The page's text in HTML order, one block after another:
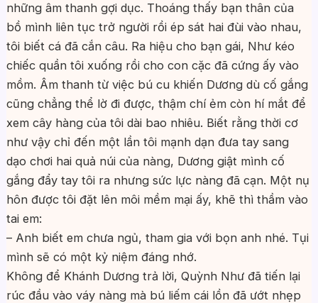
những âm thanh gợi dục. Thoáng thấy bạn thân của
bồ mình liên tục trở người rồi ép sát hai đùi vào nhau,
tôi biết cá đã cắn câu. Ra hiệu cho bạn gái, Như kéo
chiếc quần tôi xuống rồi cho con cặc đã cứng ấy vào
mồm. Âm thanh từ việc bú cu khiến Dương dù cố gắng
cũng chẳng thể lờ đi được, thậm chí ẻm còn hí mắt để
xem cây hàng của tôi dài bao nhiêu. Biết rằng thời cơ
như vậy chỉ đến một lần tôi mạnh dạn đưa tay sang
dạo chơi hai quả núi của nàng, Dương giật mình cố
gắng đẩy tay tôi ra nhưng sức lực nàng đã cạn. Một nụ
hôn được tôi đặt lên môi mềm mại ấy, khẽ thì thầm vào
tai em:
– Anh biết em chưa ngủ, tham gia với bọn anh nhé. Tụi
mình sẽ có một kỷ niệm đáng nhớ.
Không để Khánh Dương trả lời, Quỳnh Như đã tiến lại
rúc đầu vào váy nàng mà bú liếm cái lồn đã ướt nhẹp